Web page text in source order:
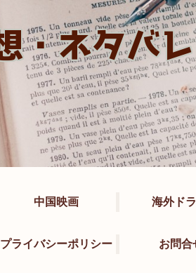
中国映画 海外ド
プライバシーポリシー お問合